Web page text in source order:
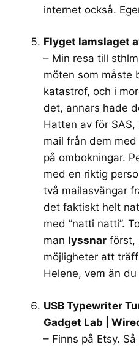
internet också.
Flyget lamslaget
– Min resa till
möten som måste
katastrof, och i
det, annars hade
Hatten av för
mail från dem
på ombokningar.
med en riktig
två mailasvängar
det faktiskt helt
med ”natti natti”.
man lyssnar först,
möjligheter att
Helene, vem än du
USB Typewriter
Gadget Lab |
– Finns på Etsy.